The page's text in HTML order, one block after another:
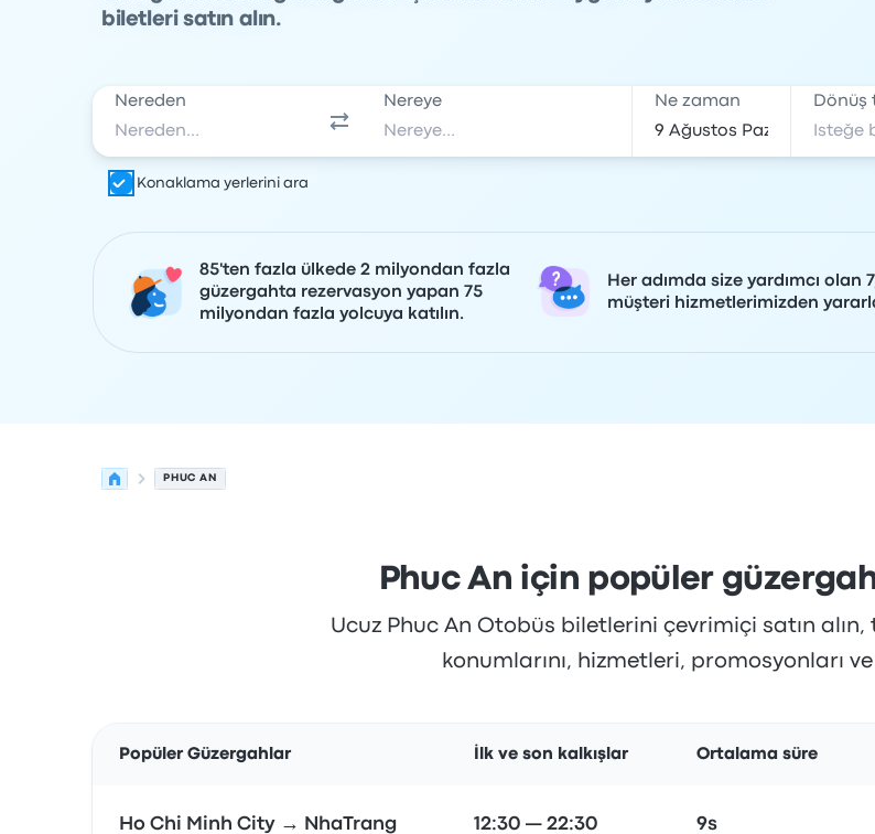
biletleri satın alın.
Nereden Nereye Ne zaman Dönüş
Konaklama yerlerini ara
85'ten fazla ülkede 2 milyondan fazla
güzergahta rezervasyon yapan 75
milyondan fazla yolcuya katılın.
Her adımda size yardımcı olan
müşteri hizmetlerimizden
PHUC AN
Phuc An için popüler
Ucuz Phuc An Otobüs biletlerini çevrimiçi satın
konumlarını, hizmetleri, promosyonları
Popüler Güzergahlar İlk ve son kalkışlar Ortalama süre
Ho Chi Minh City → NhaTrang 12:30 — 22:30 9s